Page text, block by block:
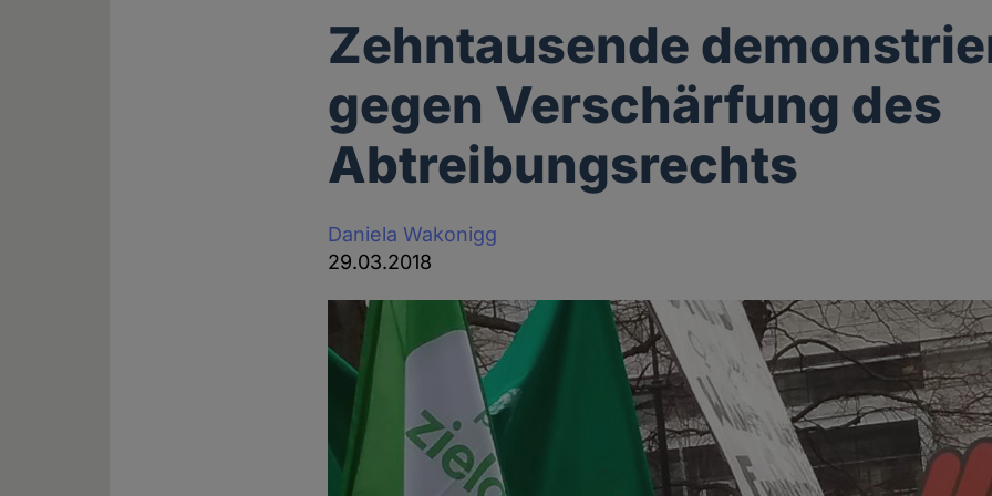
Zehntausende
gegen Verschärfung des
Abtreibungsrechts
Daniela Wakonigg
29.03.2018